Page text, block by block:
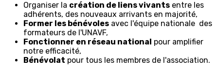
Organiser la création de liens vivants entre les
adhérents, des nouveaux arrivants en majorité,
Former les bénévoles avec l'équipe nationale des
formateurs de l'UNAVF,
Fonctionner en réseau national pour amplifier
notre efficacité,
Bénévolat pour tous les membres de l'association.